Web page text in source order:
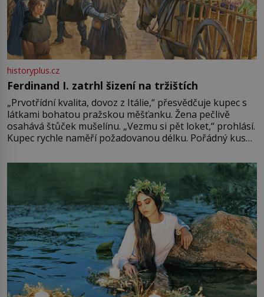
historyplus.cz
Ferdinand I. zatrhl šizení na tržištích
„Prvotřídní kvalita, dovoz z Itálie,“ přesvědčuje kupec s
látkami bohatou pražskou měšťanku. Žena pečlivě
osahává štůček mušelínu. „Vezmu si pět loket,“ prohlásí.
Kupec rychle naměří požadovanou délku. Pořádný kus
milostpaní. Stačí jenom na sukni,“ zhodnotí švadlena
množství růžového mušelínu. „Ošidili vás, podívejte.“
Vezme do ruky dřevěnou